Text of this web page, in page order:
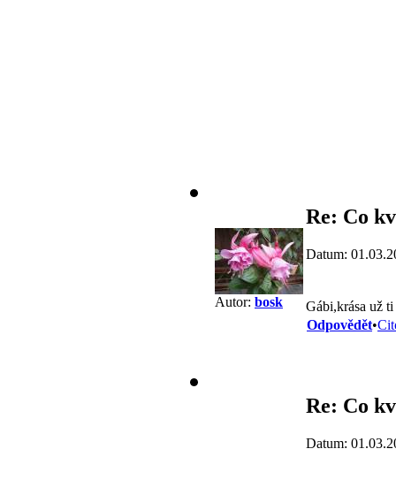
Autor: bosk
Re: Co
Datum:
Gábi,krása už
Odpovědět•
Re: Co
Datum: